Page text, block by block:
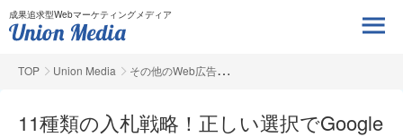
成果追求型Webマーケティングメディア
TOP Union Media その他のWeb広告
11種類の入札戦略！正しい選択でGoogle